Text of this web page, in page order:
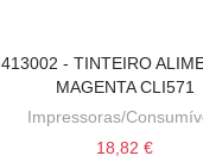
ADICIONAR AO
413002 - TINTEIRO
MAGENTA CLI571
Impressoras/
18,82 €